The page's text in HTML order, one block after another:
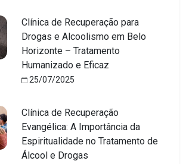
Clínica de Recuperação para
Drogas e Alcoolismo em Belo
Horizonte – Tratamento
Humanizado e Eficaz
25/07/2025
Clínica de Recuperação
Evangélica: A Importância da
Espiritualidade no Tratamento de
Álcool e Drogas